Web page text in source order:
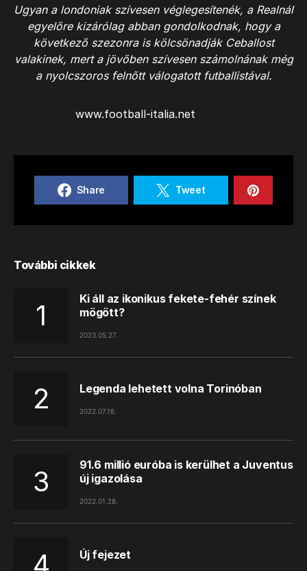
Ugyan a londoniak szívesen véglegesítenék, a Realnál
egyelőre kizárólag abban gondolkodnak, hogy a
következő szezonra is kölcsönadják Ceballost
valakinek, mert a jövőben szívesen számolnának még
a nyolcszoros felnőtt válogatott futballistával.
www.football-italia.net
Share Tweet
További cikkek
Ki áll az ikonikus fekete-fehér színek
mögött?
2023.05.27.
Legenda lehetett volna Torinóban
2022.07.18.
91.6 millió euróba is kerülhet a Juventus
új igazolása
2022.01.28.
Új fejezet